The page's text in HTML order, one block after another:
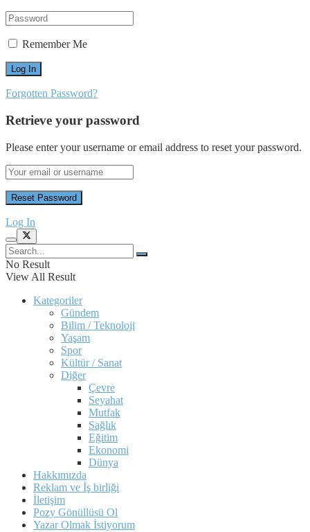
Remember Me
Forgotten Password?
Retrieve your password
Please enter your username or email address to reset your password.
Log In
No Result
View All Result
Kategoriler
Gündem
Bilim / Teknoloji
Yaşam
Spor
Kültür / Sanat
Diğer
Çevre
Seyahat
Mutfak
Sağlık
Eğitim
Ekonomi
Dünya
Hakkımızda
Reklam ve İş birliği
İletişim
Pozy Gönüllüsü Ol
Yazar Olmak İstiyorum